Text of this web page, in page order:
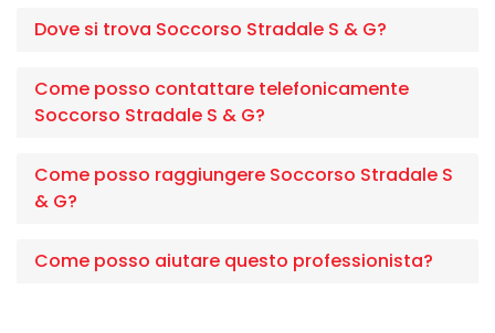
Dove si trova Soccorso Stradale S & G?
Come posso contattare telefonicamente
Soccorso Stradale S & G?
Come posso raggiungere Soccorso Stradale S
& G?
Come posso aiutare questo professionista?